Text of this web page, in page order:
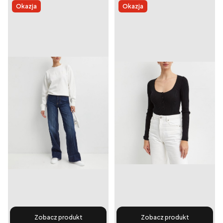
Okazja
Zobacz produkt
Okazja
Zobacz produkt